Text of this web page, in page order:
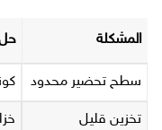
المشكلة
سطح تحضير محدود
تخزين قليل